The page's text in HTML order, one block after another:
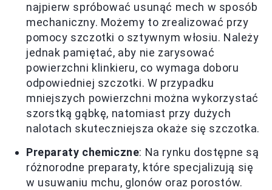
najpierw spróbować usunąć mech w sposób
mechaniczny. Możemy to zrealizować przy
pomocy szczotki o sztywnym włosiu. Należy
jednak pamiętać, aby nie zarysować
powierzchni klinkieru, co wymaga doboru
odpowiedniej szczotki. W przypadku
mniejszych powierzchni można wykorzystać
szorstką gąbkę, natomiast przy dużych
nalotach skuteczniejsza okaże się szczotka.
Preparaty chemiczne: Na rynku dostępne są
różnorodne preparaty, które specjalizują się
w usuwaniu mchu, glonów oraz porostów.